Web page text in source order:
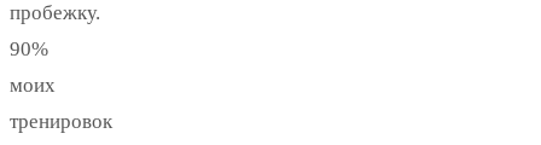
пробежку.
90%
моих
тренировок